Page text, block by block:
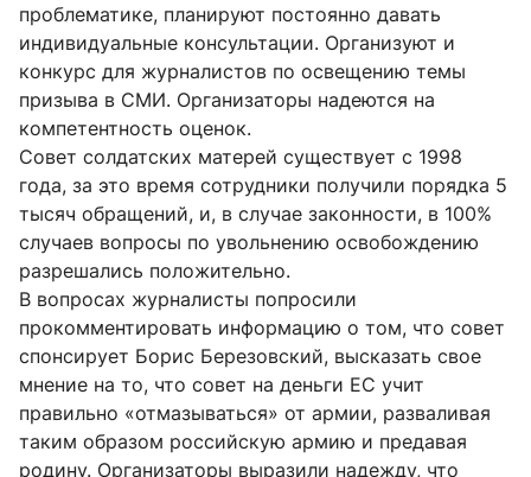
проблематике, планируют постоянно давать
индивидуальные консультации. Организуют и
конкурс для журналистов по освещению темы
призыва в СМИ. Организаторы надеются на
компетентность оценок.
Совет солдатских матерей существует с 1998
года, за это время сотрудники получили порядка 5
тысяч обращений, и, в случае законности, в 100%
случаев вопросы по увольнению освобождению
разрешались положительно.
В вопросах журналисты попросили
прокомментировать информацию о том, что совет
спонсирует Борис Березовский, высказать свое
мнение на то, что совет на деньги ЕС учит
правильно «отмазываться» от армии, разваливая
таким образом российскую армию и предавая
родину. Организаторы выразили надежду, что